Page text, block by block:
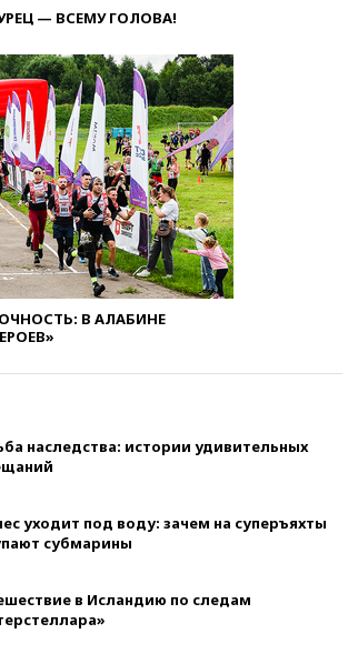
— ВСЕМУ ГОЛОВА!
В АЛАБИНЕ
наследства: истории удивительных
уходит под воду: зачем на суперъяхты
субмарины
в Исландию по следам